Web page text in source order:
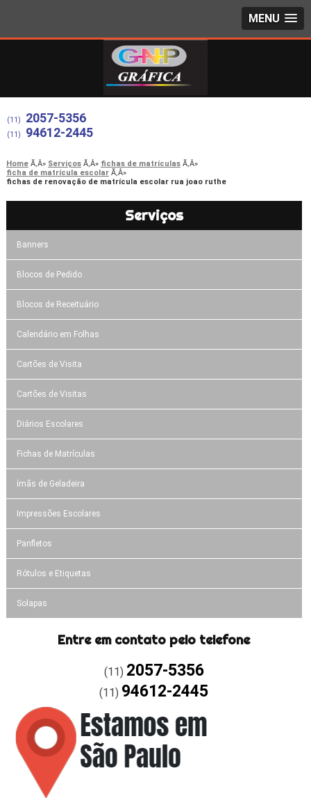
MENU
(11) 2057-5356
(11) 94612-2445
Home Serviços
fichas de matrículas
ficha de matrícula escolar
fichas de renovação de matrícula escolar rua joao ruthe
Serviços
Banners
Blocos de Pedido
Blocos de Receituário
Calendário em Folhas
Cartões de Visita
Cartões de Visitas
Diários Escolares
Fichas de Matrículas
ímãs de Geladeira
Impressões Escolares
Panfletos
Rótulos e Etiquetas
Solapas
Entre em contato pelo telefone
(11) 2057-5356
(11) 94612-2445